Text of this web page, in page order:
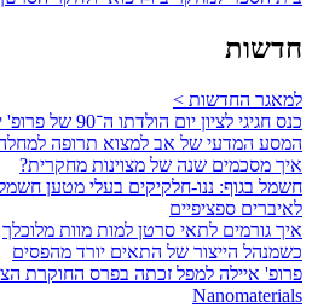
חדשות
למאגר החדשות >
כנס חגיגי לציון יום הולדתו ה־90 של פרופ' יוג'ין רוזנברג
המסע המדעי של אב למצוא תרופה למחלה
איך מסכמים שנה של מצוינות מחקרית?
חשמל בגוף: ננו-חלקיקים בעלי מטען
לאיברים ספציפיים
איך גורמים לתאי סרטן למות מוות מלוכלך
כשמנהל הייצור של התאים יורד מהפסים
פרופ' איילה למפל זכתה בפרס החוקרת
Nanomaterials